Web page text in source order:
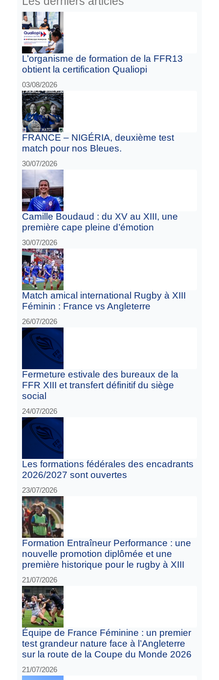
L’organisme de formation de la FFR13
obtient la certification Qualiopi
03/08/2026
FRANCE – NIGÉRIA, deuxième test
match pour nos Bleues.
30/07/2026
Camille Boudaud : du XV au XIII, une
première cape pleine d’émotion
30/07/2026
Match amical international Rugby à XIII
Féminin : France vs Angleterre
26/07/2026
Fermeture estivale des bureaux de la
FFR XIII et transfert définitif du siège
social
24/07/2026
Les formations fédérales des encadrants
2026/2027 sont ouvertes
23/07/2026
Formation Entraîneur Performance : une
nouvelle promotion diplômée et une
première historique pour le rugby à XIII
21/07/2026
Équipe de France Féminine : un premier
test grandeur nature face à l’Angleterre
sur la route de la Coupe du Monde 2026
21/07/2026